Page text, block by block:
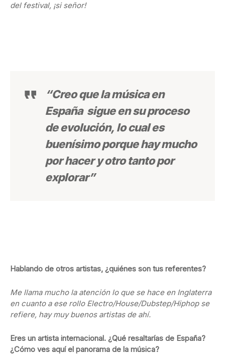
del festival, ¡si señor!
“Creo que la música en
España sigue en su proceso
de evolución, lo cual es
buenísimo porque hay mucho
por hacer y otro tanto por
explorar”
Hablando de otros artistas, ¿quiénes son tus referentes?
Me llama mucho la atención lo que se hace en Inglaterra
en cuanto a ese rollo Electro/House/Dubstep/Hiphop se
refiere, hay muy buenos artistas de ahí.
Eres un artista internacional. ¿Qué resaltarías de España?
¿Cómo ves aquí el panorama de la música?